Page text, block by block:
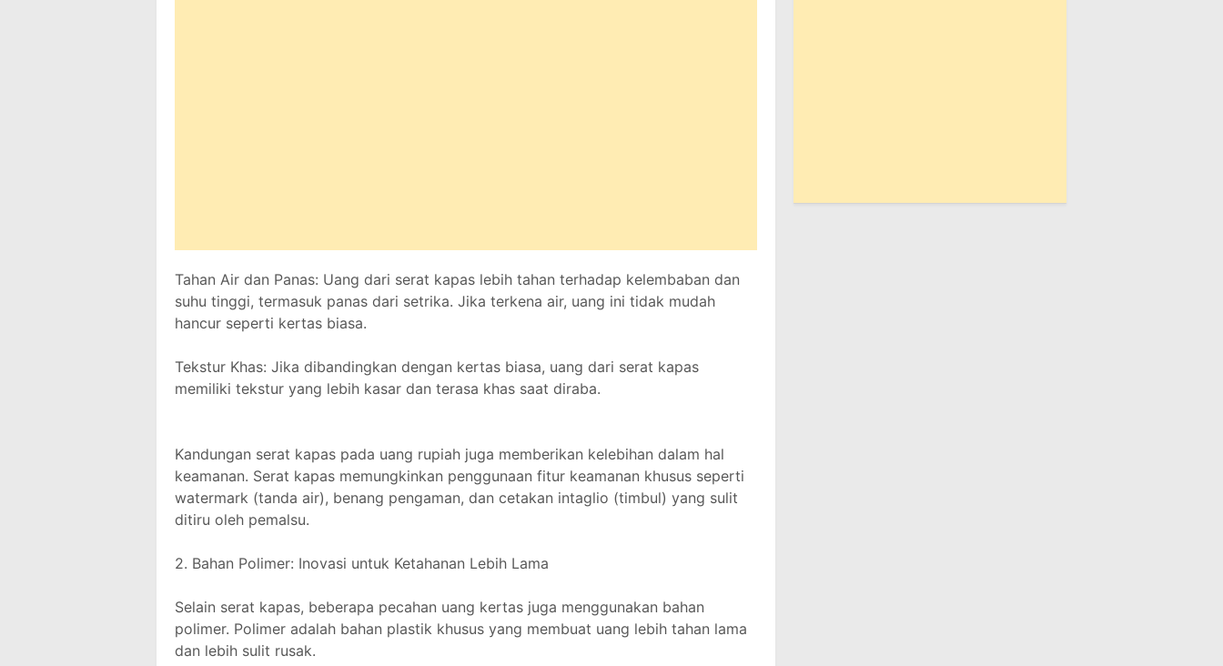
Tahan Air dan Panas: Uang dari serat kapas lebih tahan terhadap kelembaban dan
suhu tinggi, termasuk panas dari setrika. Jika terkena air, uang ini tidak mudah
hancur seperti kertas biasa.
Tekstur Khas: Jika dibandingkan dengan kertas biasa, uang dari serat kapas
memiliki tekstur yang lebih kasar dan terasa khas saat diraba.
Kandungan serat kapas pada uang rupiah juga memberikan kelebihan dalam hal
keamanan. Serat kapas memungkinkan penggunaan fitur keamanan khusus seperti
watermark (tanda air), benang pengaman, dan cetakan intaglio (timbul) yang sulit
ditiru oleh pemalsu.
2. Bahan Polimer: Inovasi untuk Ketahanan Lebih Lama
Selain serat kapas, beberapa pecahan uang kertas juga menggunakan bahan
polimer. Polimer adalah bahan plastik khusus yang membuat uang lebih tahan lama
dan lebih sulit rusak.